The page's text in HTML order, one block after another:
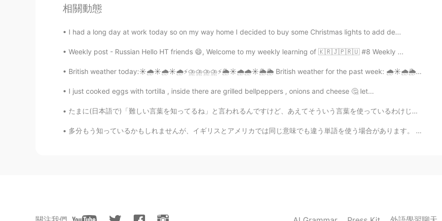
JP
2020.09.16 21:21
今日の勉強が終わった後にジム に 筋トレした
今日の勉強が終わった後にジムで 筋トレした
ジムには普通より人が少なかったので、楽で良い運動が出来た
ジムには普通より人が少なかったので、楽 に 良い運動が出来た
相關動態
I had a long day at work today so on my way home I decided to buy some Christmas lights to add de...
Weekly post - Russian Hello HT friends 😄, Welcome to my weekly learning of 🇰🇷🇯🇵🇷🇺 #8 Weekly ...
British weather today:☀️🌧☀️🌧☀️🌧⚡️⛈⛈⛈⛈⚡️🌦☀️🌧🌧☀️🌦🌦 British weather for the past week: 🌧☀️🌧🌦☀️☀️💨💨💨...
I just cooked eggs with tortilla , inside there are grilled bellpeppers , onions and cheese 🤔 let...
たまに(日本語で)「難しい言葉を知ってるね」と言われるんですけど、あえてそういう言葉を使っているわけじゃないです😅 覚えた言葉を使っているだけです。でも、英語でもそんなことが起こるので、元の性格...
多分もう知っているかもしれませんが、イギリスとアメリカでは同じ意味でも違う単語を使う場合があります。 例えば Trainers / sneakers Mobile phone / cell...